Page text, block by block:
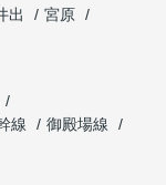
出
宮原
線
御殿場線